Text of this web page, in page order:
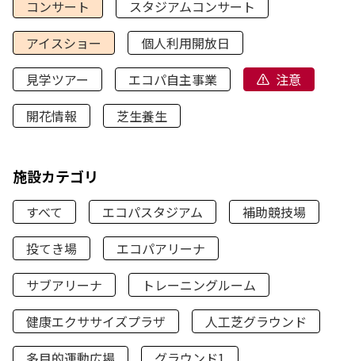
コンサート
スタジアムコンサート
アイスショー
個人利用開放日
見学ツアー
エコパ自主事業
注意
開花情報
芝生養生
施設カテゴリ
すべて エコパスタジアム
補助競技場
投てき場
エコパアリーナ
サブアリーナ
トレーニングルーム
健康エクササイズプラザ
人工芝グラウンド